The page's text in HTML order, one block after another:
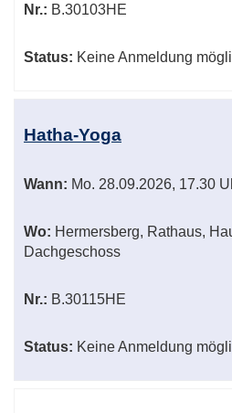
Nr.: B.30103HE
Status: Keine Anmeldung
Hatha-Yoga
Wann: Mo. 28.09.2026, 17.30
Wo: Hermersberg, Rathaus,
Dachgeschoss
Nr.: B.30115HE
Status: Keine Anmeldung